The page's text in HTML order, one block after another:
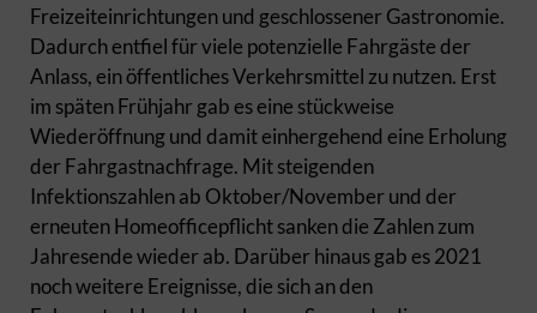
Freizeiteinrichtungen und geschlossener Gastronomie.
Dadurch entfiel für viele potenzielle Fahrgäste der
Anlass, ein öffentliches Verkehrsmittel zu nutzen. Erst
im späten Frühjahr gab es eine stückweise
Wiederöffnung und damit einhergehend eine Erholung
der Fahrgastnachfrage. Mit steigenden
Infektionszahlen ab Oktober/November und der
erneuten Homeofficepflicht sanken die Zahlen zum
Jahresende wieder ab. Darüber hinaus gab es 2021
noch weitere Ereignisse, die sich an den